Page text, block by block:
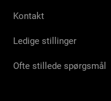
Kontakt
Ledige stillinger
Ofte stillede spørgsmål